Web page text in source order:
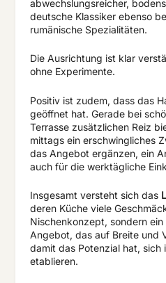
abwechslungsreicher,
deutsche Klassiker ebenso
rumänische Spezialitäten.
Die Ausrichtung ist klar
ohne Experimente.
Positiv ist zudem, dass das
geöffnet hat. Gerade bei
Terrasse zusätzlichen Reiz
mittags ein erschwingliches
das Angebot ergänzen, ein
auch für die werktägliche
Insgesamt versteht sich das
deren Küche viele
Nischenkonzept, sondern
Angebot, das auf Breite und
damit das Potenzial hat, sich
etablieren.